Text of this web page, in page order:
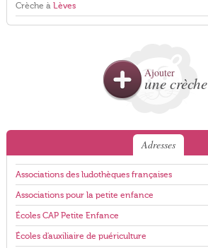
Crèche à Lèves
Ajouter
une crèche
Adresses
Associations des ludothèques françaises
Associations pour la petite enfance
Écoles CAP Petite Enfance
Écoles d'auxiliaire de puériculture